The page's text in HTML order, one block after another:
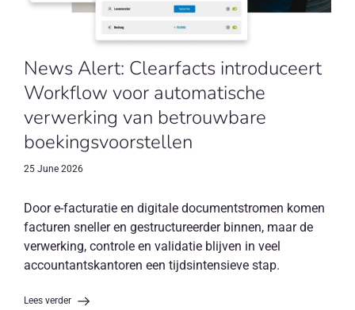
News Alert: Clearfacts introduceert
Workflow voor automatische
verwerking van betrouwbare
boekingsvoorstellen
25 June 2026
Door e-facturatie en digitale documentstromen komen
facturen sneller en gestructureerder binnen, maar de
verwerking, controle en validatie blijven in veel
accountantskantoren een tijdsintensieve stap.
Lees verder